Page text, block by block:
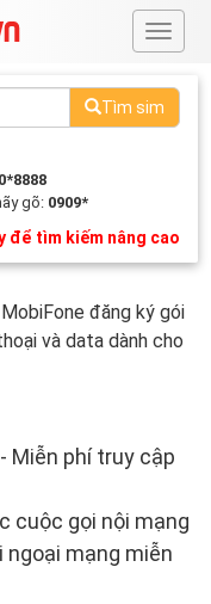
#
Tìm sim
gõ: 0909*
để tìm kiếm nâng cao
đăng ký gói
và data dành cho
Miễn phí truy cập
cuộc gọi nội mạng
ngoại mạng miễn